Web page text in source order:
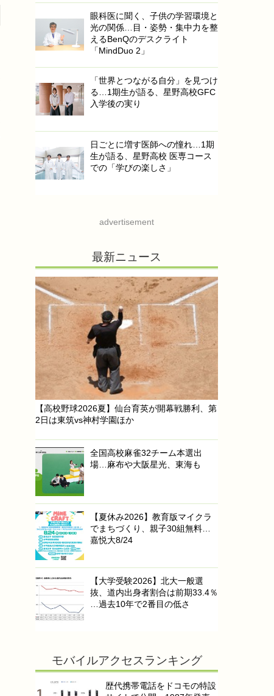
眼科医に聞く、子供の学習環境と
光の関係…目・姿勢・集中力を整
えるBenQのデスクライト
「MindDuo 2」
「世界とつながる自分」を見つけ
る…1期生が語る、星野高校GFC
入学後の実り
日ごとに増す医師への憧れ…1期
生が語る、星野高校 医専コース
での「学びの楽しさ」
advertisement
最新ニュース
【高校野球2026夏】仙台育英が開幕戦勝利、第
2日は東筑vs神村学園ほか
全国高校麻雀32チーム本選出
場…麻布や大阪星光、東海も
【夏休み2026】教育版マイクラ
でまちづくり、親子30組無料…
嘉悦大8/24
【大学受験2026】北大一般選
抜、道内出身者割合は前期33.4％
…過去10年で2番目の低さ
モバイルアクセスランキング
歴代携帯電話をドコモの特設